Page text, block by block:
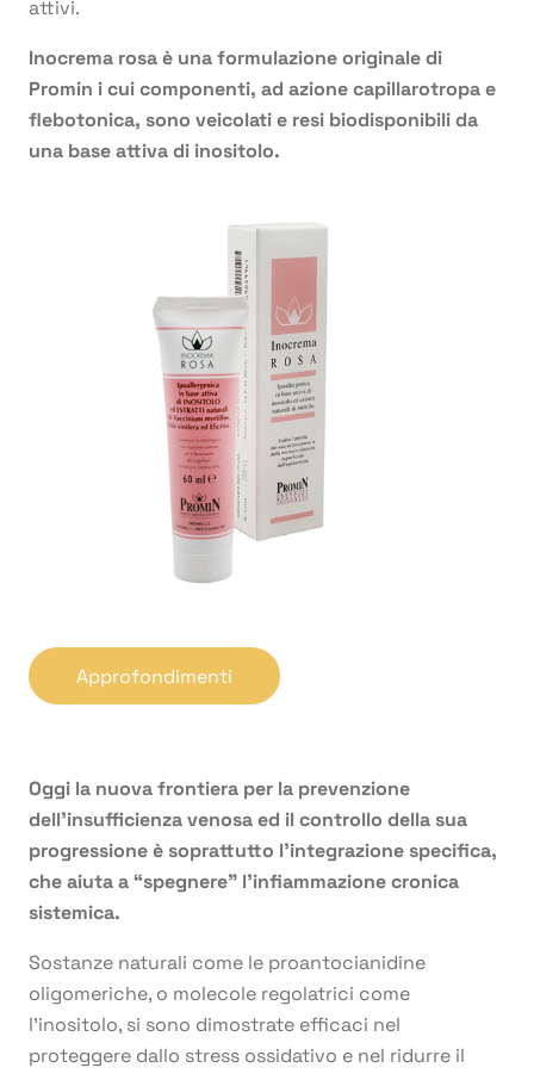
attivi.
Inocrema rosa è una formulazione originale di
Promin i cui componenti, ad azione capillarotropa e
flebotonica, sono veicolati e resi biodisponibili da
una base attiva di inositolo.
Approfondimenti
Oggi la nuova frontiera per la prevenzione
dell’insufficienza venosa ed il controllo della sua
progressione è soprattutto l’integrazione specifica,
che aiuta a “spegnere” l’infiammazione cronica
sistemica.
Sostanze naturali come le proantocianidine
oligomeriche, o molecole regolatrici come
l’inositolo, si sono dimostrate efficaci nel
proteggere dallo stress ossidativo e nel ridurre il